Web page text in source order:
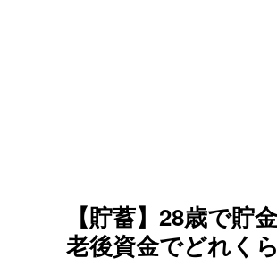
【貯蓄】28歳で貯
老後資金でどれく